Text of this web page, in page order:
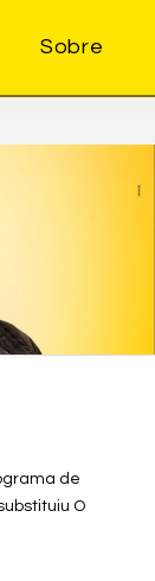
Sobre
de
O